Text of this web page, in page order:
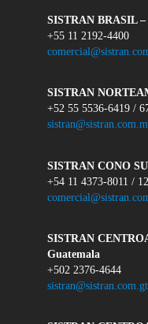
SISTRAN BRASIL
+55 11 2192-4400
SISTRAN
+52 55 5536-6419 /
SISTRAN CONO
+54 11 4373-8011 /
SISTRAN
Guatemala
+502 2376-4644
sistran@sistran.com.gt